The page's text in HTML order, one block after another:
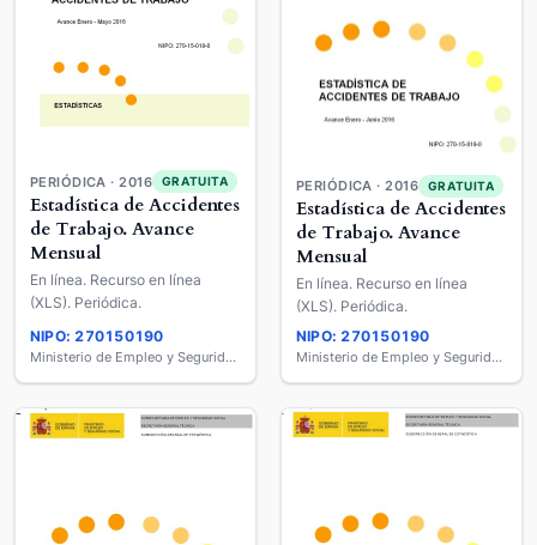
PERIÓDICA · 2016 GRATUITA
Estadística de Accidentes
de Trabajo. Avance
Mensual
En línea. Recurso en línea
(XLS). Periódica.
NIPO: 270150190
Ministerio de Empleo y Seguridad Social
PERIÓDICA · 2016 GRATUITA
Estadística de Accidentes
de Trabajo. Avance
Mensual
En línea. Recurso en línea
(XLS). Periódica.
NIPO: 270150190
Ministerio de Empleo y Seguridad Social